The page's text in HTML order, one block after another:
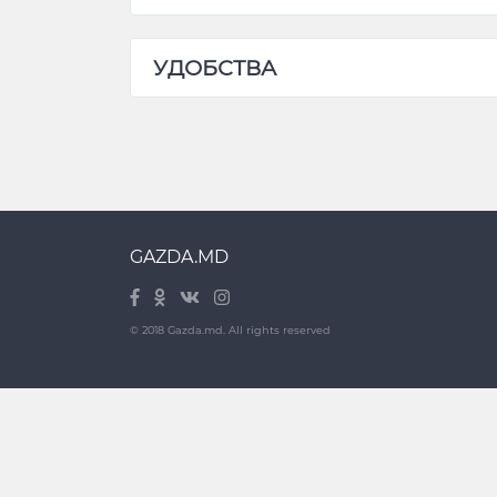
УДОБСТВА
GAZDA.MD
© 2018 Gazda.md. All rights reserved